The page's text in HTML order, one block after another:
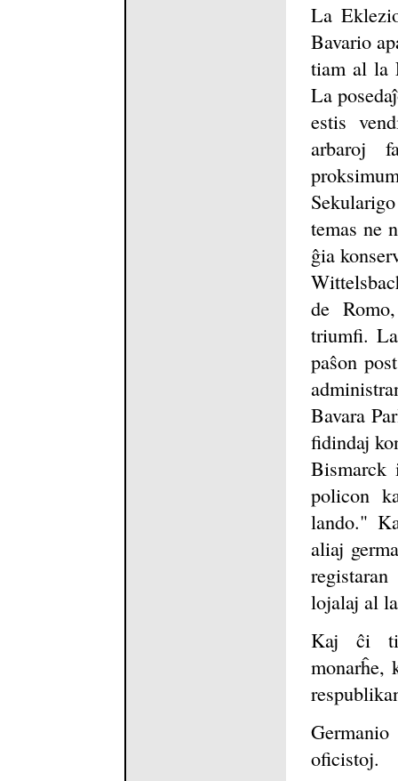
La
Bavario
tiam al la
La
estis
arbaroj
temas ne
ĝia
de
triumfi.
paŝon
Bavara
fidindaj
Bismarck
policon
lando."
aliaj
lojalaj al
Kaj ĉi
monarĥe,
oficistoj.